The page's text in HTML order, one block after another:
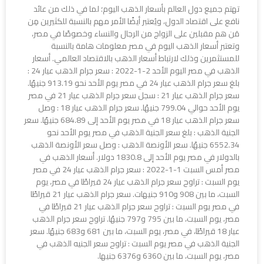
تهتم جميع دول العالم بأسعار الذهب اليوم؛ لما في ذلك من عائد
نافع على اقتصاد الدول، ويُعتبر أيضًا الأمر مهم بالنسبة للكثيرين مِن
مَن هم مقبلين على الزواج من الرجال والنساء وخصوصًا في مصر،
وتعتبر أسعار الذهب اليوم في مصر معلومات هامة بالنسبة
للمستثمرين وذلك لارتباط أسعار الذهب بالاقتصاد العالمي. أسعار
الذهب في مصر اليوم الأحد 2-1-2022 : سعر جرام الذهب عيار 24 :
بلغ سعر جرام الذهب عيار 24 في مصر يوم الأحد نحو 913.19 جنيهًا.
سعر جرام الذهب عيار 21 : سجل سعر جرام الذهب عيار 21 في مصر
يوم الأحد حوالي 799.04 جنيهًا. سعر جرام الذهب عيار 18 : وصل
سعر جرام الذهب عيار 18 في مصر يوم الأحد إلى 684.89 جنيهًا. سعر
الجنية الذهب : بلغ سعر الجنية الذهب في مصر يوم الأحد نحو
6552.34 جنيهًا. سعر الأونصة الذهب : وصل سعر الأونصة الذهب
بالدولار في مصر يوم الأحد إلى 1830.8 دولار. أسعار الذهب في
مصر أمس السبت 1-1-2022 : سعر جرام الذهب عيار 24 في مصر
يوم السبت : تراوح سعر جرام الذهب عيار 24 قيراطًا في مصر، يوم
السبت، ما بين 908 و910 جنيهات. سعر جرام الذهب عيار 21 قيراطًا
في مصر يوم السبت : تراوح سعر جرام الذهب عيار 21 قيراطًا في
مصر، يوم السبت، ما بين 795 و797 جنيهًا. تراوح سعر جرام الذهب
عيار 18 قيراطًا، في مصر، يوم السبت، ما بين 681 و683 جنيهًا. سعر
الجنية الذهب في مصر يوم السبت : تراوح سعر الجنيه الذهب في
مصر، يوم السبت، ما بين 6360 و6376 جنيها.